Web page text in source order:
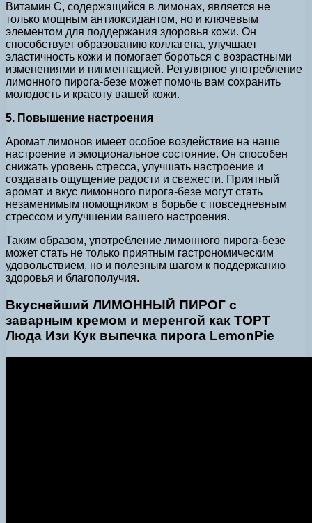
Витамин C, содержащийся в лимонах, является не
только мощным антиоксидантом, но и ключевым
элементом для поддержания здоровья кожи. Он
способствует образованию коллагена, улучшает
эластичность кожи и помогает бороться с возрастными
изменениями и пигментацией. Регулярное употребление
лимонного пирога-безе может помочь вам сохранить
молодость и красоту вашей кожи.
5. Повышение настроения
Аромат лимонов имеет особое воздействие на наше
настроение и эмоциональное состояние. Он способен
снижать уровень стресса, улучшать настроение и
создавать ощущение радости и свежести. Приятный
аромат и вкус лимонного пирога-безе могут стать
незаменимым помощником в борьбе с повседневным
стрессом и улучшении вашего настроения.
Таким образом, употребление лимонного пирога-безе
может стать не только приятным гастрономическим
удовольствием, но и полезным шагом к поддержанию
здоровья и благополучия.
Вкуснейший ЛИМОННЫЙ ПИРОГ с
заварным кремом и меренгой как ТОРТ
Люда Изи Кук выпечка пирога LemonPie